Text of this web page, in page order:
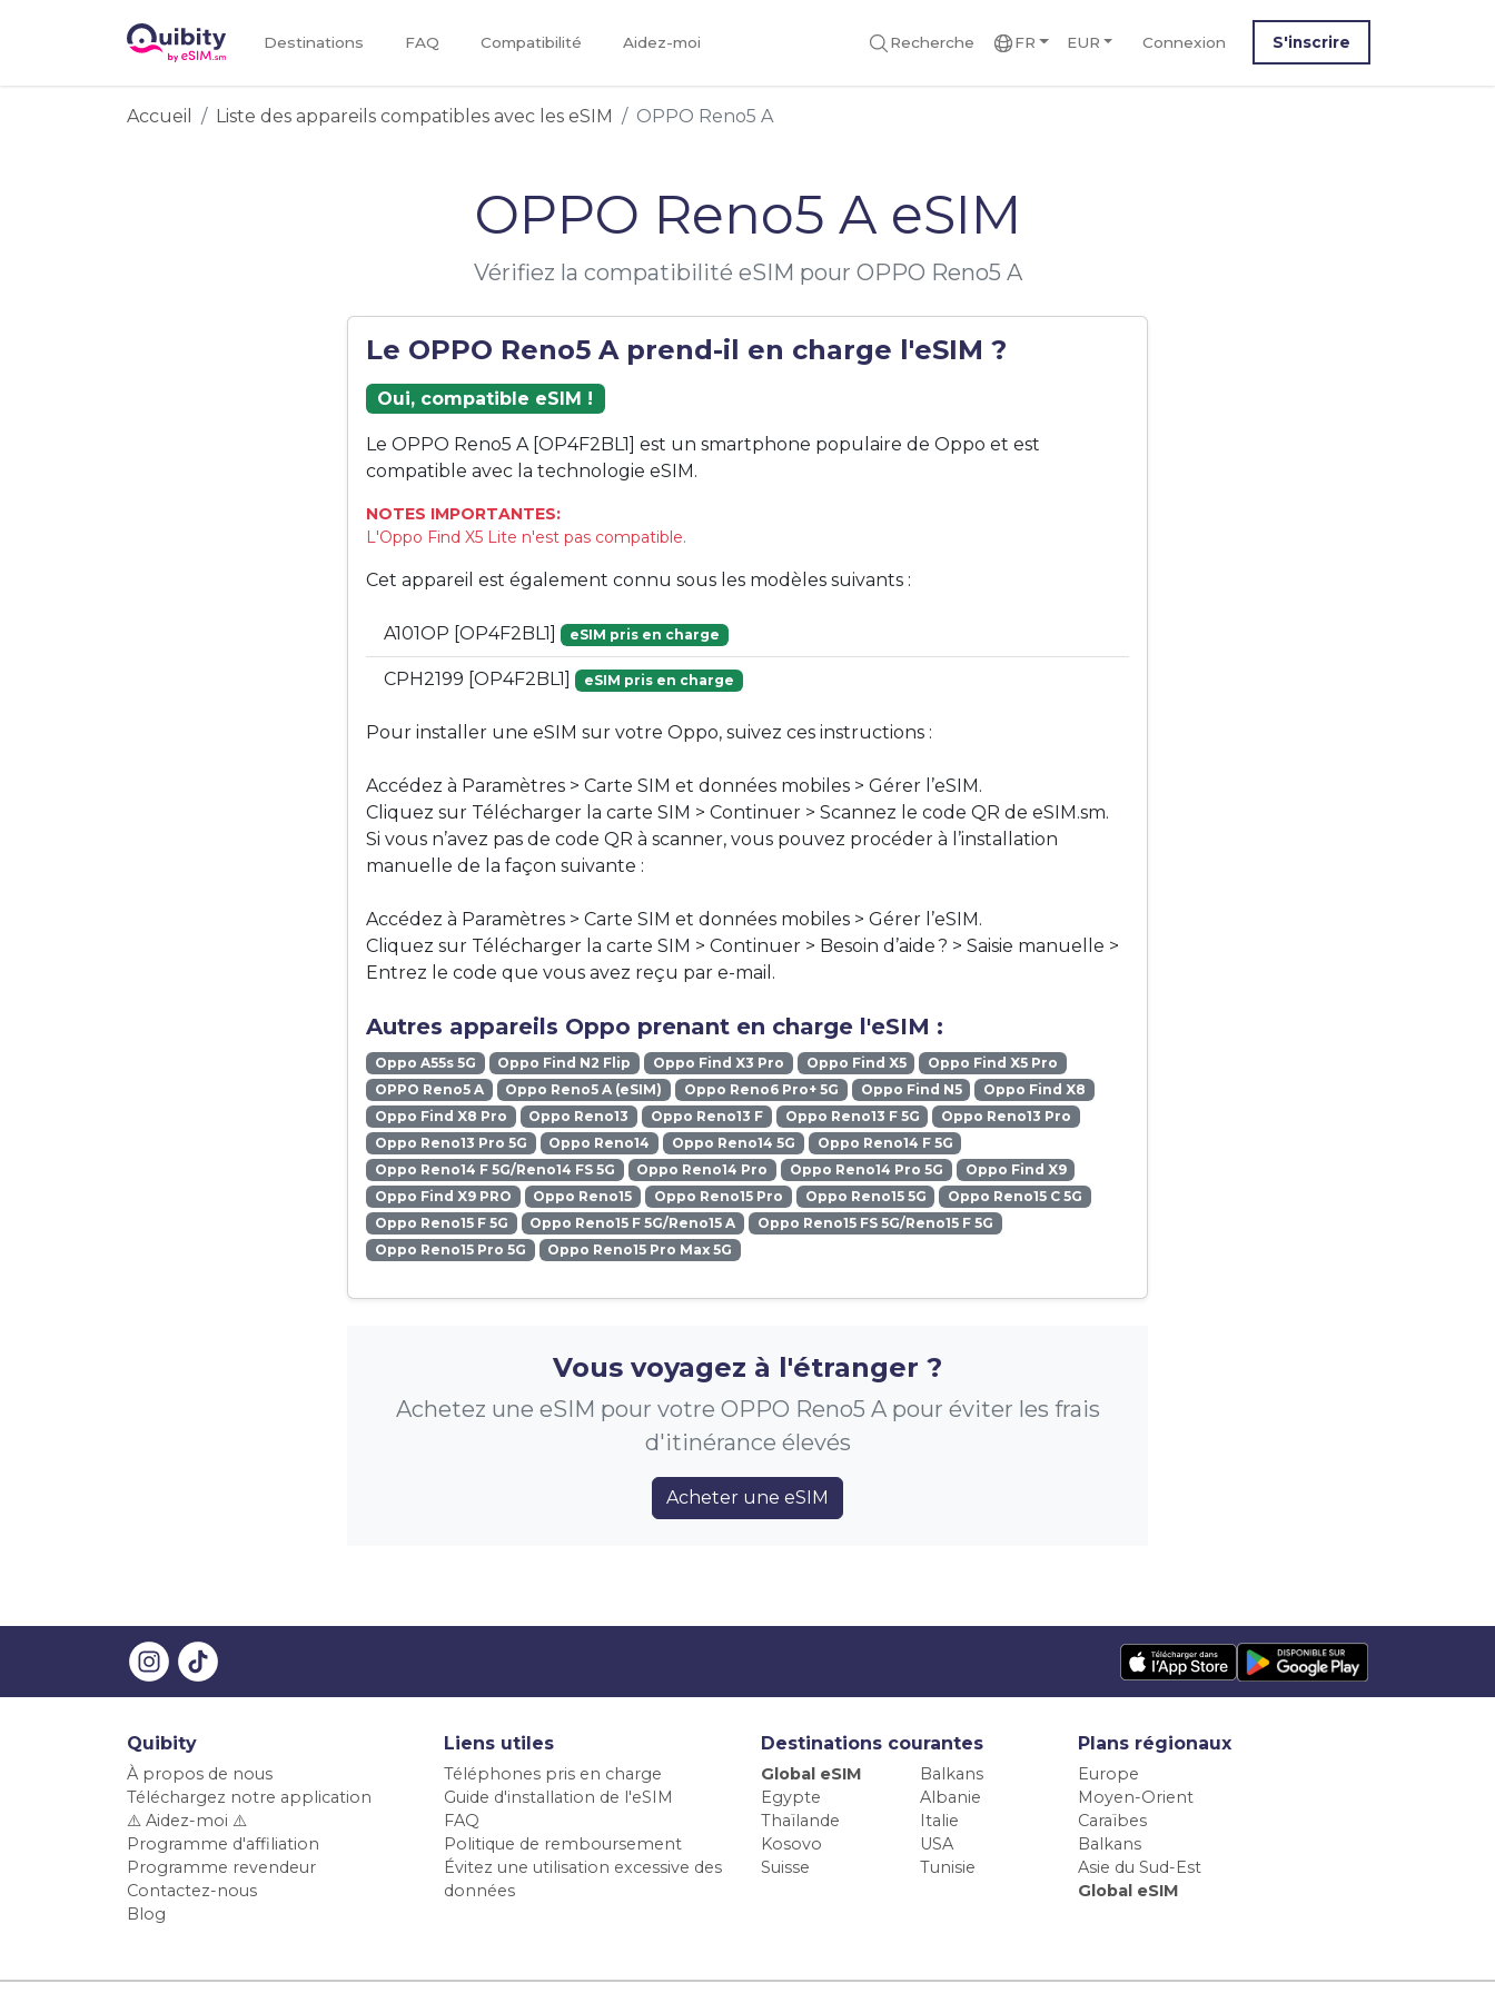
Destinations FAQ Compatibilité Aidez-moi Recherche FR EUR Connexion S'inscrire
Accueil Liste des appareils compatibles avec les eSIM OPPO Reno5 A
OPPO Reno5 A eSIM
Vérifiez la compatibilité eSIM pour OPPO Reno5 A
Le OPPO Reno5 A prend-il en charge l'eSIM ?
Oui, compatible eSIM !
Le OPPO Reno5 A [OP4F2BL1] est un smartphone populaire de Oppo et est
compatible avec la technologie eSIM.
NOTES IMPORTANTES:
L'Oppo Find X5 Lite n'est pas compatible.
Cet appareil est également connu sous les modèles suivants :
A101OP [OP4F2BL1] eSIM pris en charge
CPH2199 [OP4F2BL1] eSIM pris en charge
Pour installer une eSIM sur votre Oppo, suivez ces instructions :
Accédez à Paramètres > Carte SIM et données mobiles > Gérer l’eSIM.
Cliquez sur Télécharger la carte SIM > Continuer > Scannez le code QR de eSIM.sm.
Si vous n’avez pas de code QR à scanner, vous pouvez procéder à l’installation
manuelle de la façon suivante :
Accédez à Paramètres > Carte SIM et données mobiles > Gérer l’eSIM.
Cliquez sur Télécharger la carte SIM > Continuer > Besoin d’aide ? > Saisie manuelle >
Entrez le code que vous avez reçu par e-mail.
Autres appareils Oppo prenant en charge l'eSIM :
Oppo A55s 5G Oppo Find N2 Flip Oppo Find X3 Pro Oppo Find X5
Oppo Find X5 Pro
OPPO Reno5 A
Oppo Reno5 A (eSIM) Oppo Reno6 Pro+ 5G Oppo Find N5
Oppo Find X8
Oppo Find X8 Pro
Oppo Reno13 Oppo Reno13 F Oppo Reno13 F 5G
Oppo Reno13 Pro
Oppo Reno13 Pro 5G
Oppo Reno14 Oppo Reno14 5G
Oppo Reno14 F 5G
Oppo Reno14 F 5G/Reno14 FS 5G
Oppo Reno14 Pro Oppo Reno14 Pro 5G
Oppo Find X9
Oppo Find X9 PRO
Oppo Reno15 Oppo Reno15 Pro Oppo Reno15 5G
Oppo Reno15 C 5G
Oppo Reno15 F 5G
Oppo Reno15 F 5G/Reno15 A
Oppo Reno15 FS 5G/Reno15 F 5G
Oppo Reno15 Pro 5G
Oppo Reno15 Pro Max 5G
Vous voyagez à l'étranger ?
Achetez une eSIM pour votre OPPO Reno5 A pour éviter les frais
d'itinérance élevés
Acheter une eSIM
Quibity
À propos de nous
Téléchargez notre application
⚠️ Aidez-moi ⚠️
Programme d'affiliation
Programme revendeur
Contactez-nous
Blog
Liens utiles
Téléphones pris en charge
Guide d'installation de l'eSIM
FAQ
Politique de remboursement
Évitez une utilisation excessive des
données
Destinations courantes
Global eSIM
Balkans
Egypte
Albanie
Thaïlande
Italie
Kosovo
USA
Suisse
Tunisie
Plans régionaux
Europe
Moyen-Orient
Caraïbes
Balkans
Asie du Sud-Est
Global eSIM